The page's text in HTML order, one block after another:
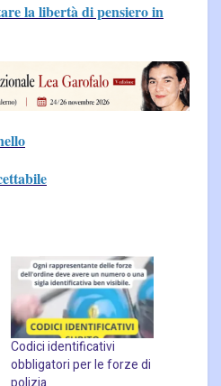
la libertà di pensiero in
Codici identificativi
obbligatori per le forze di